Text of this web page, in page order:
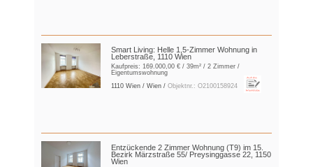
Smart Living: Helle 1,5-Zimmer Wohnung in
Leberstraße, 1110 Wien
Kaufpreis: 169.000,00 € / 39m² / 2 Zimmer /
Eigentumswohnung
1110 Wien / Wien / Objektnr.: O2100158924
Entzückende 2 Zimmer Wohnung (T9) im 15.
Bezirk Märzstraße 55/ Preysinggasse 22, 1150
Wien